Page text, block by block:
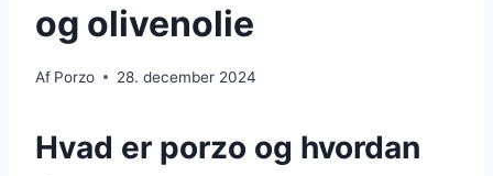
og olivenolie
Af Porzo 28. december 2024
Hvad er porzo og hvordan